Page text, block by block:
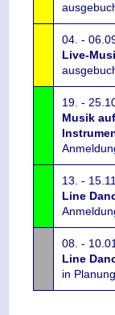
04. -
Live-
19. -
Musik
13. -
Line
08. -
Line
in Planung